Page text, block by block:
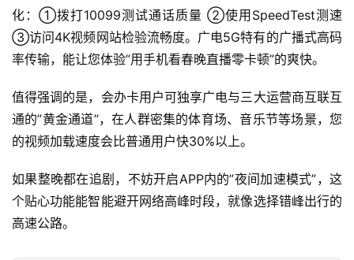
i
F
i
快
讯
多
页
面
化：①拨打10099测试通话质量 ②使用SpeedTest测速
③访问4K视频网站检验流畅度。广电5G特有的广播式高码
率传输，能让您体验”用手机看春晚直播零卡顿”的爽快。
值得强调的是，会办卡用户可独享广电与三大运营商互联互
通的”黄金通道”，在人群密集的体育场、音乐节等场景，您
的视频加载速度会比普通用户快30%以上。
如果整晚都在追剧，不妨开启APP内的”夜间加速模式”，这
个贴心功能能智能避开网络高峰时段，就像选择错峰出行的
高速公路。